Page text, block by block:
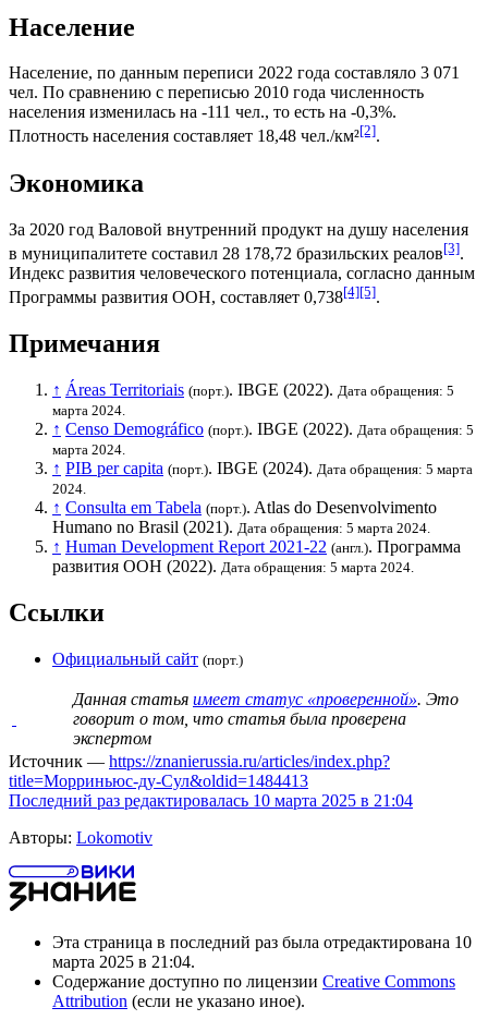
Население
Население, по данным переписи 2022 года составляло 3 071
чел. По сравнению с переписью 2010 года численность
населения изменилась на -111 чел., то есть на -0,3%.
Плотность населения составляет 18,48 чел./км²[2].
Экономика
За 2020 год Валовой внутренний продукт на душу населения
в муниципалитете составил 28 178,72 бразильских реалов[3].
Индекс развития человеческого потенциала, согласно данным
Программы развития ООН, составляет 0,738[4][5].
Примечания
↑ Áreas Territoriais (порт.). IBGE (2022). Дата обращения: 5
марта 2024.
↑ Censo Demográfico (порт.). IBGE (2022). Дата обращения: 5
марта 2024.
↑ PIB per capita (порт.). IBGE (2024). Дата обращения: 5 марта
2024.
↑ Consulta em Tabela (порт.). Atlas do Desenvolvimento
Humano no Brasil (2021). Дата обращения: 5 марта 2024.
↑ Human Development Report 2021-22 (англ.). Программа
развития ООН (2022). Дата обращения: 5 марта 2024.
Ссылки
Официальный сайт (порт.)
Данная статья имеет статус «проверенной». Это
говорит о том, что статья была проверена
экспертом
Источник — https://znanierussia.ru/articles/index.php?
title=Морриньюс-ду-Сул&oldid=1484413
Последний раз редактировалась 10 марта 2025 в 21:04
Авторы: Lokomotiv
Эта страница в последний раз была отредактирована 10
марта 2025 в 21:04.
Содержание доступно по лицензии Creative Commons
Attribution (если не указано иное).